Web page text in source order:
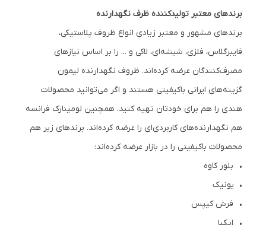
برندهای معتبر تولیدکننده ظرف نگهدارنده
برندهای مشهور و معتبر زیادی انواع ظروف پلاستیکی،
فایبرگلاس، فلزی، شیشه‌ای، لاکی و ... را بر اساس نیازهای
مصرف‌کنندگان عرضه کرده‌اند. ظروف نگهدارنده لیمون
گزینه‌های ایرانی باکیفیتی هستند و اگر می‌توانید محصولات
هندی را هم برای خودتان تهیه کنید. همچنین لومینارک فرانسه
هم نگهدارنده‌های کاربردی‌ای را عرضه کرده‌اند. برندهای زیر هم
محصولات باکیفیتی را در بازار عرضه کرده‌اند:
• بلور کاوه
• یونیک
• فرش کیپس